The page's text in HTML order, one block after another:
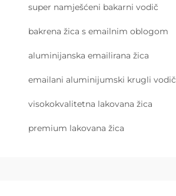
super namješćeni bakarni vodič
bakrena žica s emailnim oblogom
aluminijanska emailirana žica
emailani aluminijumski krugli vodič
visokokvalitetna lakovana žica
premium lakovana žica